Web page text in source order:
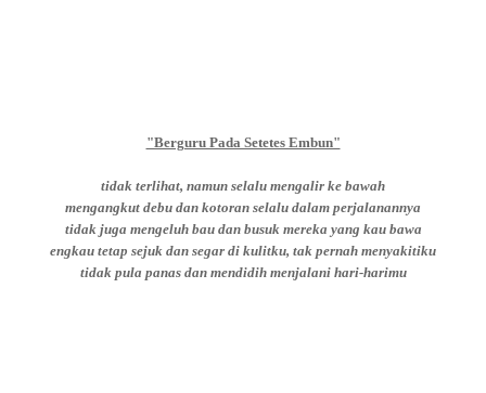
"Berguru Pada Setetes Embun"
tidak terlihat, namun selalu mengalir ke bawah
mengangkut debu dan kotoran selalu dalam perjalanannya
tidak juga mengeluh bau dan busuk mereka yang kau bawa
engkau tetap sejuk dan segar di kulitku, tak pernah menyakitiku
tidak pula panas dan mendidih menjalani hari-harimu